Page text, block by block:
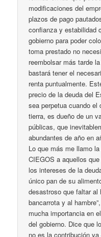
modificaciones del
plazos de pago
confianza y estabilidad
gobierno para poder
toma prestado no
reembolsar más tarde
bastará tener el
renta puntualmente.
precio de la deuda del
sea perpetua cuando el
tierra, es dueño de un
públicas, que
abundantes de año en
Lo que más me llamo
CIEGOS a aquellos
los intereses de la
único pan de su
desastroso que faltar al
bancarrota y al
mucha importancia en
del gobierno. Dice que
no es la contribución